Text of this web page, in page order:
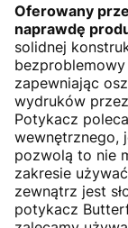
Oferowany
naprawdę
solidnej
zapewniając
wydruków przez
Potykacz
wewnętrznego,
pozwolą to nie
zakresie
zewnątrz jest
potykacz